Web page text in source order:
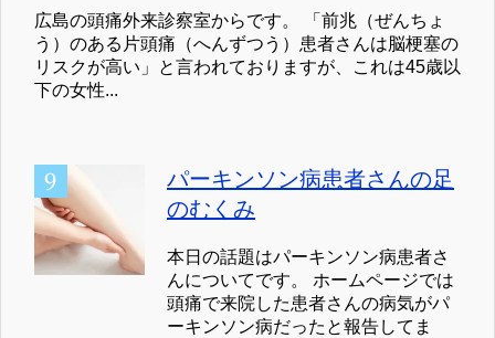
広島の頭痛外来診察室からです。 「前兆（ぜんちょ
う）のある片頭痛（へんずつう）患者さんは脳梗塞の
リスクが高い」と言われておりますが、これは45歳以
下の女性...
パーキンソン病患者さんの足
のむくみ
本日の話題はパーキンソン病患者さ
んについてです。 ホームページでは
頭痛で来院した患者さんの病気がパ
ーキンソン病だったと報告してま